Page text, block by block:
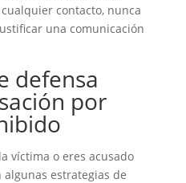
contacto, nunca
una comunicación
defensa
por
víctima o eres acusado
estrategias de